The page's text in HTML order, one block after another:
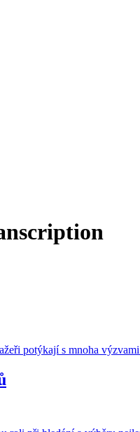
potýkají s mnoha